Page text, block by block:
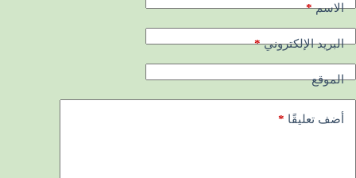
الاسم*
البريد الإلكتروني*
الموقع
أضف تعليقًا *